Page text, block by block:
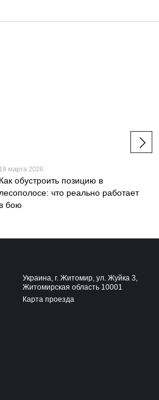
19 марта 2026
Как обустроить позицию в
что реально работает
в бою
Украина, г. Житомир, ул. Жуйка 3,
Житомирская область 10001
Карта проезда